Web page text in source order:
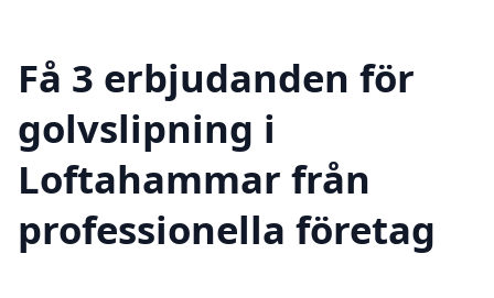
Få 3 erbjudanden för
golvslipning i
Loftahammar från
professionella företag